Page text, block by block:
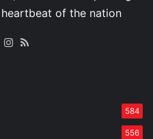
X Instagram
584
556